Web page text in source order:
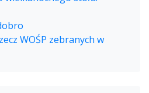
WOŚP zebranych w